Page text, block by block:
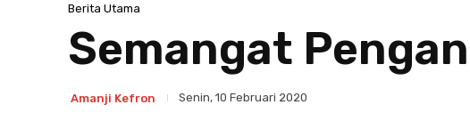
Berita Utama
Semangat
Amanji Kefron Senin, 10 Februari 2020